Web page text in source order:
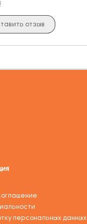
отзыв
персональных данных